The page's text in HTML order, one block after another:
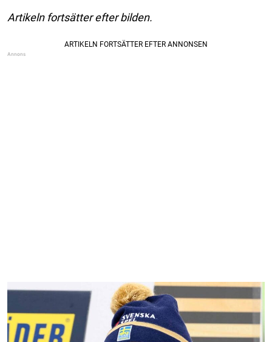
Artikeln fortsätter efter bilden.